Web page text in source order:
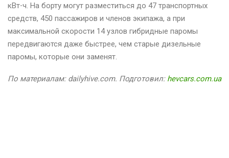
кВт⋅ч. На борту могут разместиться до 47 транспортных
средств, 450 пассажиров и членов экипажа, а при
максимальной скорости 14 узлов гибридные паромы
передвигаются даже быстрее, чем старые дизельные
паромы, которые они заменят.
По материалам: dailyhive.com. Подготовил: hevcars.com.ua